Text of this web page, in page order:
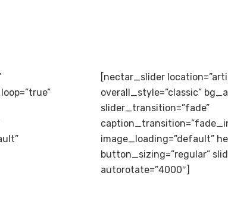
[nectar_slider
overall_style=”classic”
slider_transition=”fade”
image_loading=”default”
button_sizing=”regular”
autorotate=”4000″]